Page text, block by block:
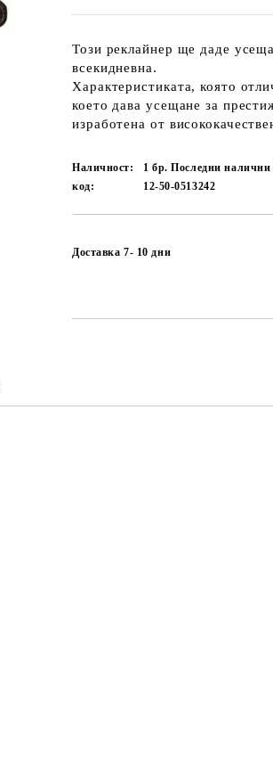
Този реклайнер ще даде
всекидневна.
Характеристиката, която
което дава усещане за
изработена от
Наличност:
1 бр. Последни
код:
12-50-0513242
Доставка 7- 10 дни